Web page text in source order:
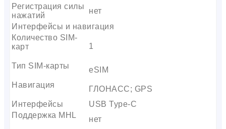
Регистрация силы
нажатий
нет
Интерфейсы и навигация
Количество SIM-
карт
1
Тип SIM-карты
eSIM
Навигация
ГЛОНАСС; GPS
Интерфейсы
USB Type-C
Поддержка MHL
нет